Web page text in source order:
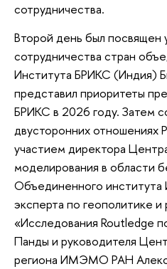
сотрудничества.
Второй день был посвящен
сотрудничества стран
Института БРИКС (Индия)
представил приоритеты
БРИКС в 2026 году. Затем
двусторонних отношениях
участием директора
моделирования в области
Объединенного
эксперта по геополитике
«Исследования Routledge
Панды и руководителя
региона ИМЭМО РАН